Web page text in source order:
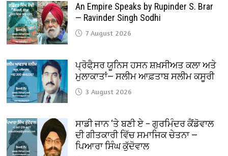
An Empire Speaks by Rupinder S. Brar
— Ravinder Singh Sodhi
7 August 2026
ਪ੍ਰੋਫੈ਼ਸਰ ਯੂਨਿਸ ਹਸਨ ਸ਼ਖ਼ਸੀਅਤ ਕਲਾ ਅਤੇ
ਮੁਲਾਕਾਤਾਂ— ਸਲੀਮ ਆਫ਼ਤਾਬ ਸਲੀਮ ਕਸੂਰੀ
3 August 2026
ਸਾਡੀ ਜਾਨ ‘ਤੇ ਬਣੀ ਏ – ਗੁਰਮਿੰਦਰ ਕੈਂਡੋਵਾਲ
ਦੀ ਗੀਤਕਾਰੀ ਵਿੱਚ ਸਮਾਜਿਕ ਚੇਤਨਾ —
ਪਿਆਰਾ ਸਿੰਘ ਕੁੱਦੋਵਾਲ